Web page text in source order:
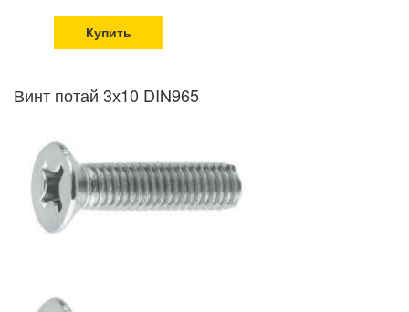
Купить
Винт потай 3х10 DIN965